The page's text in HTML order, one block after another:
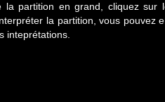
la partition en grand, cliquez sur
la partition, vous pouvez
inteprétations.